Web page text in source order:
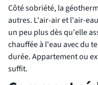
Côté sobriété, la
autres. L'air-air et l'air-
un peu plus dès qu'elle
chauffée à l'eau avec du
durée. Appartement ou
suffit.